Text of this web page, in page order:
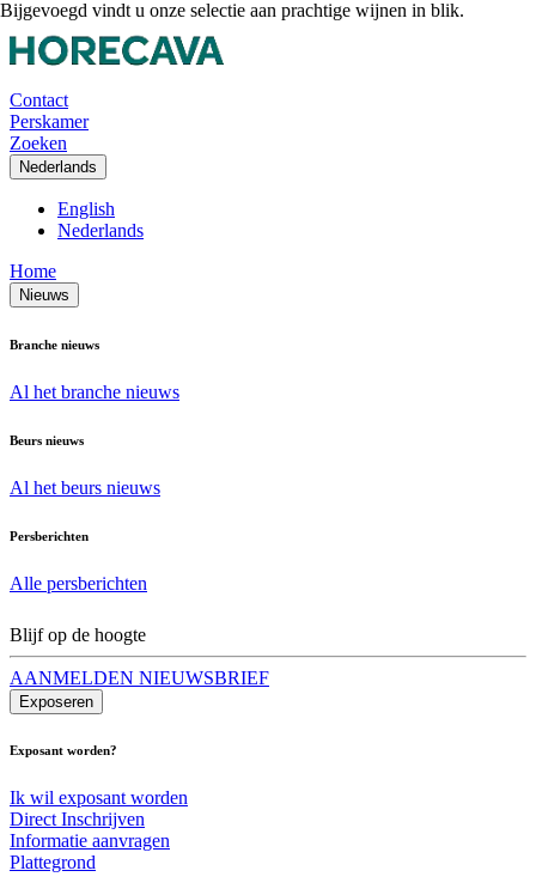
Contact
Perskamer
Zoeken
Nederlands
English
Nederlands
Home
Nieuws
Branche nieuws
Al het branche nieuws
Beurs nieuws
Al het beurs nieuws
Persberichten
Alle persberichten
Blijf op de hoogte
AANMELDEN NIEUWSBRIEF
Exposeren
Exposant worden?
Ik wil exposant worden
Direct Inschrijven
Informatie aanvragen
Plattegrond
Bijgevoegd vindt u onze selectie aan prachtige wijnen in blik.